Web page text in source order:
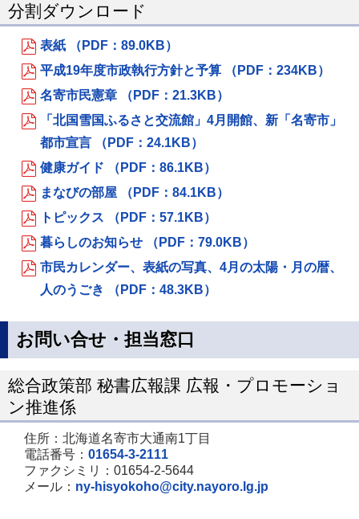
分割ダウンロード
表紙 （PDF：89.0KB）
平成19年度市政執行方針と予算 （PDF：234KB）
名寄市民憲章 （PDF：21.3KB）
「北国雪国ふるさと交流館」4月開館、新「名寄市」
都市宣言 （PDF：24.1KB）
健康ガイド （PDF：86.1KB）
まなびの部屋 （PDF：84.1KB）
トピックス （PDF：57.1KB）
暮らしのお知らせ （PDF：79.0KB）
市民カレンダー、表紙の写真、4月の太陽・月の暦、
人のうごき （PDF：48.3KB）
お問い合せ・担当窓口
総合政策部 秘書広報課 広報・プロモーショ
ン推進係
住所：北海道名寄市大通南1丁目
電話番号： 01654-3-2111
ファクシミリ：01654-2-5644
メール： ny-hisyokoho@city.nayoro.lg.jp